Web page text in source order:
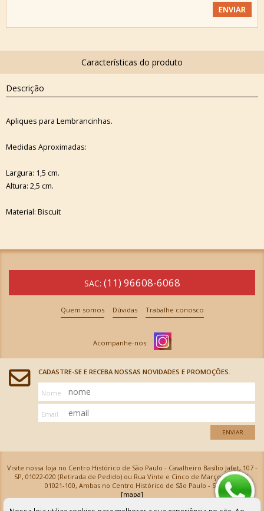
Descrição
Apliques para Lembrancinhas.
Medidas Aproximadas:
Largura: 1,5 cm.
Altura: 2,5 cm.
Material: Biscuit
SAC: (11) 96608-6068
Quem somos Dúvidas Trabalhe conosco
CADASTRE-SE E RECEBA NOSSAS NOVIDADES E PROMOÇÕES.
Nome
Email
ENVIAR
Visite nossa loja no Centro Histórico de São Paulo - Cavalheiro Basílio Jafet, 107 -
SP, 01022-020 (Retirada de Pedido) ou Rua Vinte e Cinco de Março, 576 - SP,
01021-100, Ambas no Centro Histórico de São Paulo - SP
[mapa]
Armarinhos Santa Cecília Ltda | CNPJ: 61.069.639/0001-18